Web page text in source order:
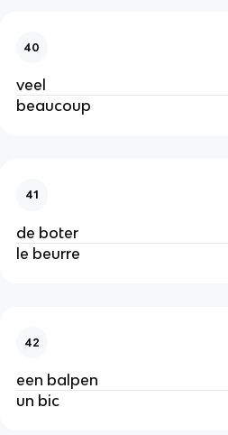
40
veel
beaucoup
41
de boter
le beurre
42
een balpen
un bic